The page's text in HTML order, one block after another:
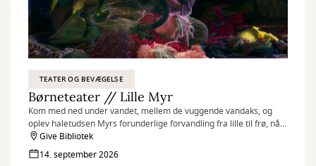
TEATER OG BEVÆGELSE
Børneteater // Lille Myr
Kom med ned under vandet, mellem de vuggende vandaks, og
oplev haletudsen Myrs forunderlige forvandling fra lille til frø, når
Teatret st. tv besøger Give Bibliotek med en sanselig forestilling
for de små.
Give Bibliotek
14. september 2026